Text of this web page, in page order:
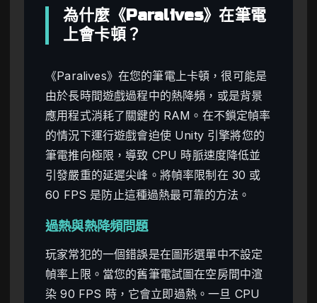
為什麼《Paralives》在筆電
上會卡頓？
《Paralives》在您的筆電上卡頓，很可能是
由於長時間遊戲過程中的熱降頻，或是背景
應用程式消耗了關鍵的 RAM。在不鎖定幀率
的情況下運行遊戲會迫使 Unity 引擎將您的
筆電推向極限，導致 CPU 時脈速度降低並
引發嚴重的延遲尖峰。將幀率限制在 30 或
60 FPS 是防止這種過熱最可靠的方法。
過熱與熱降頻問題
玩家常犯的一個錯誤是在圖形選單中不設定
幀率上限。當您的舊筆電試圖在空房間中渲
染 90 FPS 時，它會立即過熱。一旦 CPU